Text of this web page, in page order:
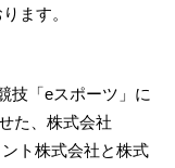
ます。
技「eスポーツ」に
た、株式会社
ト株式会社と株式